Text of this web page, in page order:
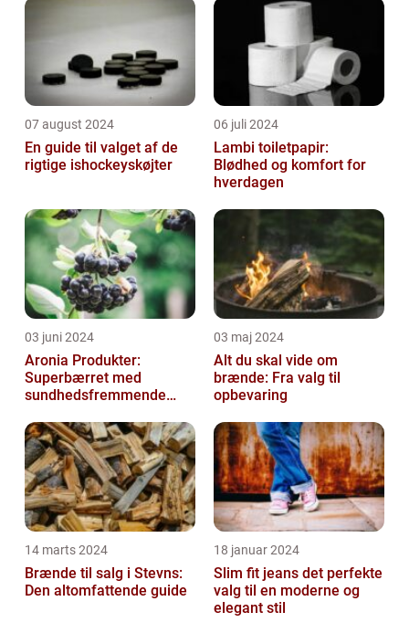
07 august 2024
En guide til valget af de
rigtige ishockeyskøjter
06 juli 2024
Lambi toiletpapir:
Blødhed og komfort for
hverdagen
03 juni 2024
Aronia Produkter:
Superbærret med
sundhedsfremmende
03 maj 2024
Alt du skal vide om
brænde: Fra valg til
opbevaring
14 marts 2024
Brænde til salg i Stevns:
Den altomfattende guide
18 januar 2024
Slim fit jeans det perfekte
valg til en moderne og
elegant stil